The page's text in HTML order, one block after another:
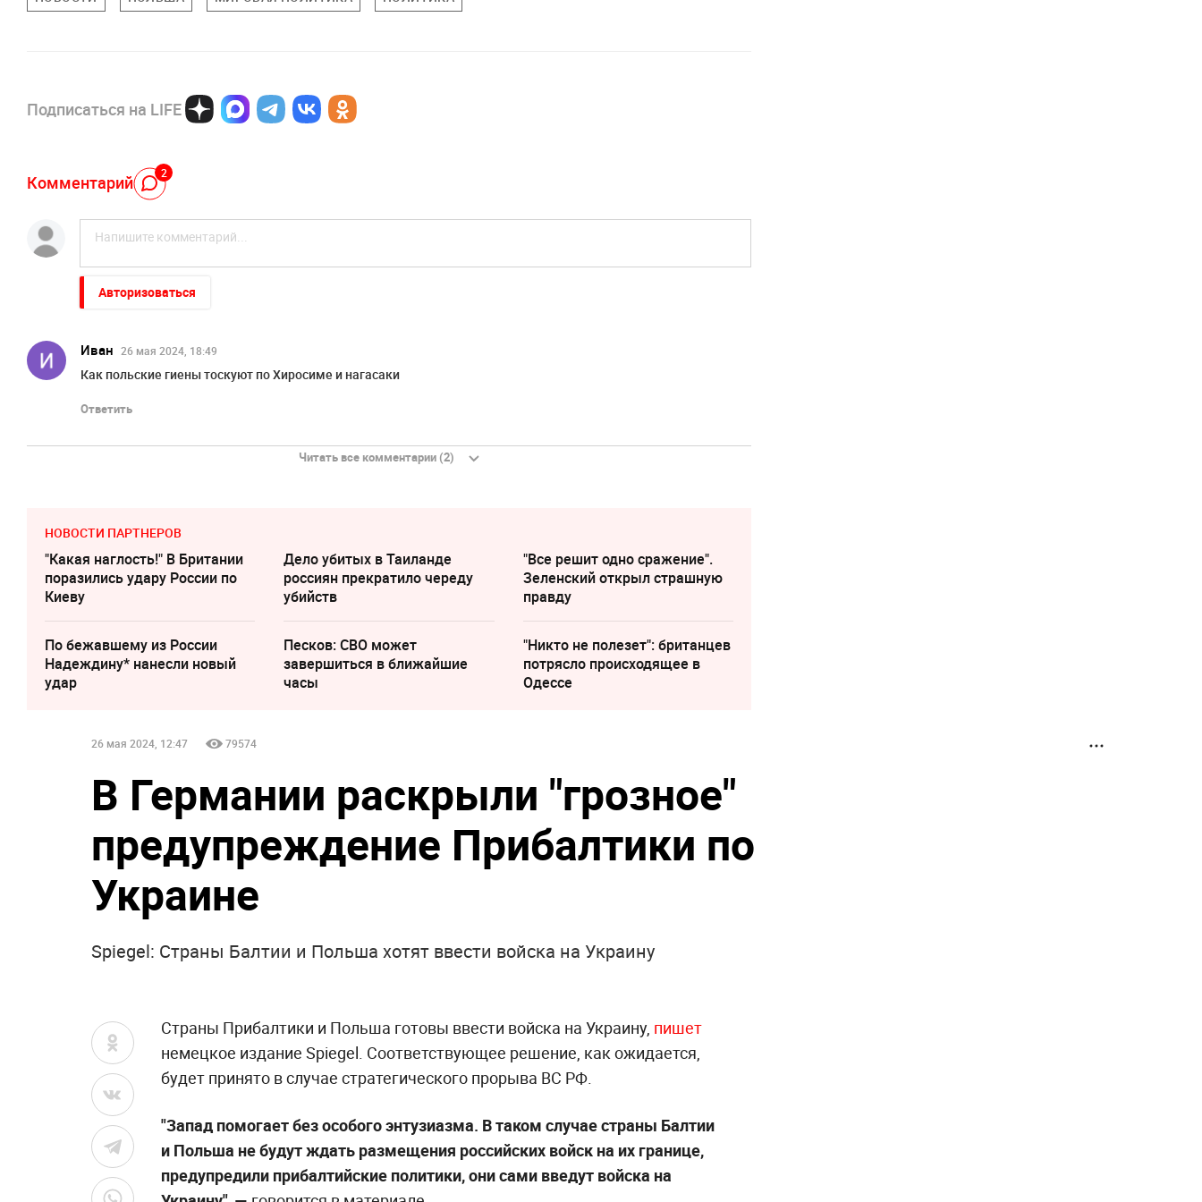
Подписаться на LIFE
Комментарий 2
Авторизоваться
Иван 26 мая 2024, 18:49
Как польские гиены тоскуют по Хиросиме и нагасаки
Ответить
Читать все комментарии (2)
НОВОСТИ ПАРТНЕРОВ
"Какая наглость!" В Британии
поразились удару России по
Киеву
Дело убитых в Таиланде
россиян прекратило череду
убийств
"Все решит одно сражение".
Зеленский открыл страшную
правду
По бежавшему из России
Надеждину* нанесли новый
удар
Песков: СВО может
завершиться в ближайшие
часы
"Никто не полезет": британцев
потрясло происходящее в
Одессе
26 мая 2024, 12:47 79574
В Германии раскрыли "грозное"
предупреждение Прибалтики по
Украине
Spiegel: Страны Балтии и Польша хотят ввести войска на Украину
Страны Прибалтики и Польша готовы ввести войска на Украину, пишет
немецкое издание Spiegel. Соответствующее решение, как ожидается,
будет принято в случае стратегического прорыва ВС РФ.
"Запад помогает без особого энтузиазма. В таком случае страны Балтии
и Польша не будут ждать размещения российских войск на их границе,
предупредили прибалтийские политики, они сами введут войска на